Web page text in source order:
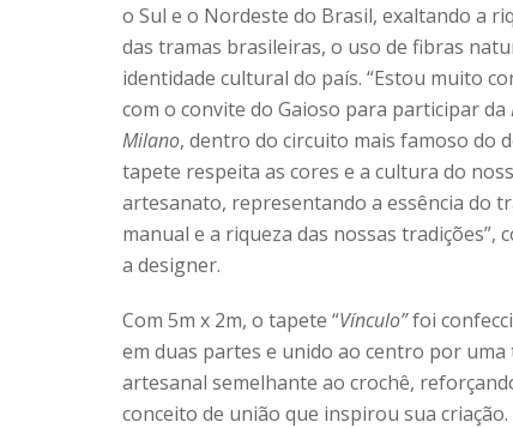
o Sul e o Nordeste do Brasil, exaltando a
das tramas brasileiras, o uso de fibras
identidade cultural do país. “Estou muito
com o convite do Gaioso para participar da
Milano, dentro do circuito mais famoso do
tapete respeita as cores e a cultura do
artesanato, representando a essência do
manual e a riqueza das nossas tradições”,
a designer.
Com 5m x 2m, o tapete “Vínculo”foi
em duas partes e unido ao centro por uma
artesanal semelhante ao crochê,
conceito de união que inspirou sua criação.